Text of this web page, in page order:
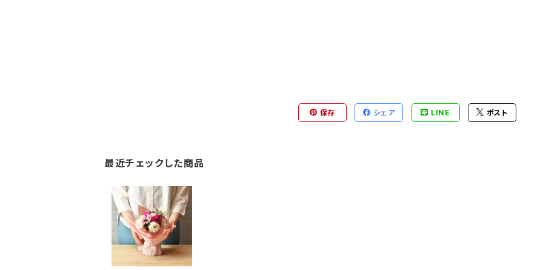
保存 シェア LINE ポスト
最近チェックした商品